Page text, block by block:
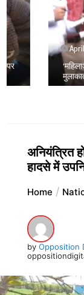
April 18, 2025
‘महिलाओं को
मुलाकात के बाद
अनियंत्रित
हादसे में
Home
by Opposition